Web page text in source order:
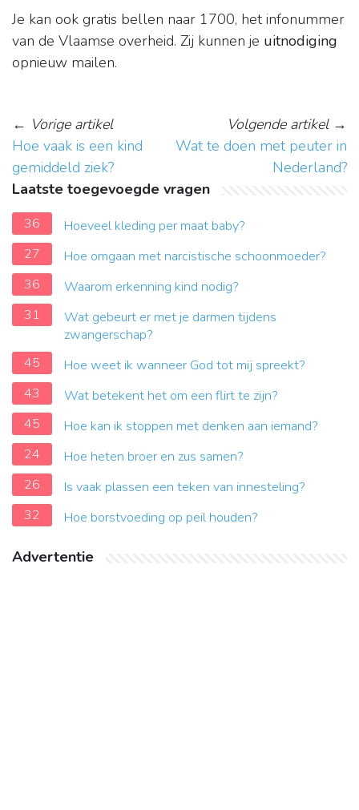
Je kan ook gratis bellen naar 1700, het infonummer
van de Vlaamse overheid. Zij kunnen je uitnodiging
opnieuw mailen.
← Vorige artikel
Hoe vaak is een kind
gemiddeld ziek?
Volgende artikel→
Wat te doen met peuter in
Nederland?
Laatste toegevoegde vragen
36
Hoeveel kleding per maat baby?
27
Hoe omgaan met narcistische schoonmoeder?
36
Waarom erkenning kind nodig?
31
Wat gebeurt er met je darmen tijdens
zwangerschap?
45
Hoe weet ik wanneer God tot mij spreekt?
43
Wat betekent het om een flirt te zijn?
45
Hoe kan ik stoppen met denken aan iemand?
24
Hoe heten broer en zus samen?
26
Is vaak plassen een teken van innesteling?
32
Hoe borstvoeding op peil houden?
Advertentie